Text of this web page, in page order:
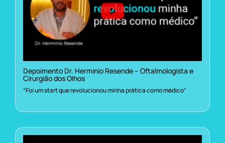
Depoimento Dr. Herminio Resende – Oftalmologista e
Cirurgião dos Olhos
“Foi um start que revolucionou minha prática como médico”